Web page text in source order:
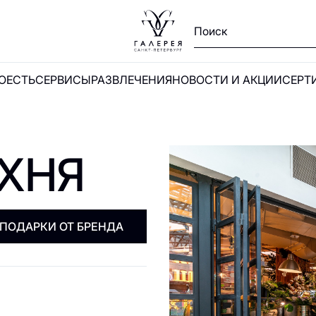
СЕРВИСЫРАЗВЛЕЧЕНИЯНОВОСТИ И АКЦИИ
ПОДАРКИ ОТ БРЕНДА